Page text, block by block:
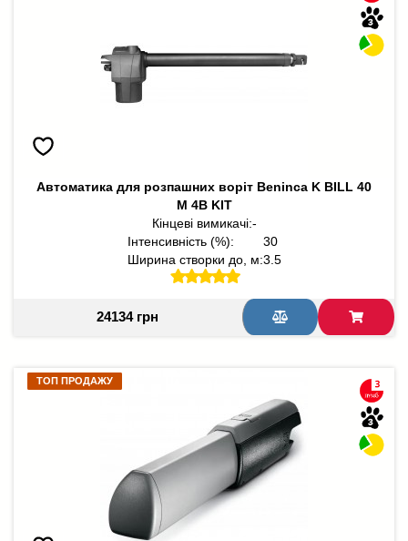
Автоматика для розпашних воріт Beninca K BILL 40
M 4B KIT
Кінцеві вимикачі:-
Інтенсивність (%):
30
Ширина створки до, м:3.5
24134 грн
ТОП ПРОДАЖУ
ТОП ПРОДАЖУ